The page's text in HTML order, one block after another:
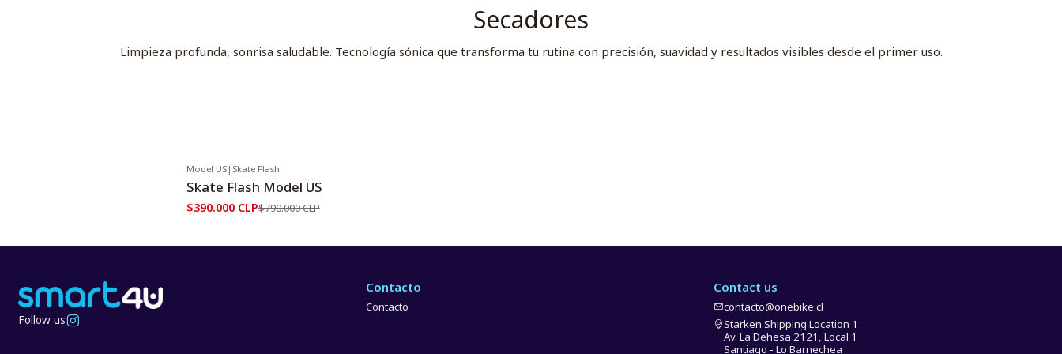
Secadores
Limpieza profunda, sonrisa saludable. Tecnología sónica que transforma tu rutina con precisión, suavidad y resultados visibles desde el primer uso.
-51%OFF
Model US| Skate Flash
Skate Flash Model US
$390.000 CLP$790.000 CLP
Follow us
Contacto
Contacto
Contact us
contacto@onebike.cl
Starken Shipping Location 1
Av. La Dehesa 2121, Local 1
Santiago - Lo Barnechea